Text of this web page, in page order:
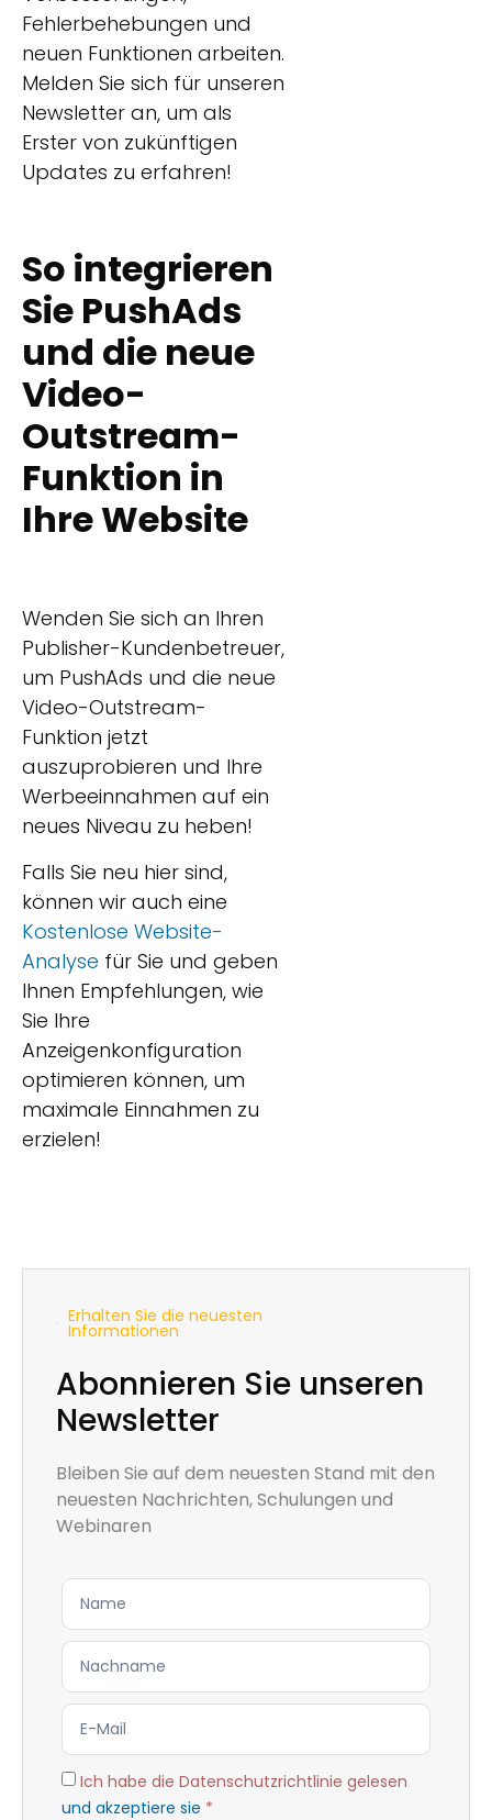
Fehlerbehebungen und
neuen Funktionen arbeiten.
Melden Sie sich für unseren
Newsletter an, um als
Erster von zukünftigen
Updates zu erfahren!
So integrieren
Sie PushAds
und die neue
Video-
Outstream-
Funktion in
Ihre Website
Wenden Sie sich an Ihren
Publisher-Kundenbetreuer,
um PushAds und die neue
Video-Outstream-
Funktion jetzt
auszuprobieren und Ihre
Werbeeinnahmen auf ein
neues Niveau zu heben!
Falls Sie neu hier sind,
können wir auch eine
Kostenlose Website-
Analyse für Sie und geben
Ihnen Empfehlungen, wie
Sie Ihre
Anzeigenkonfiguration
optimieren können, um
maximale Einnahmen zu
erzielen!
Erhalten Sie die neuesten
Informationen
Abonnieren Sie unseren
Newsletter
Bleiben Sie auf dem neuesten Stand mit den
neuesten Nachrichten, Schulungen und
Webinaren
Ich habe die Datenschutzrichtlinie gelesen
und akzeptiere sie *